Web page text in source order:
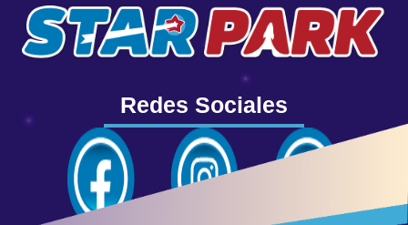
Redes Sociales